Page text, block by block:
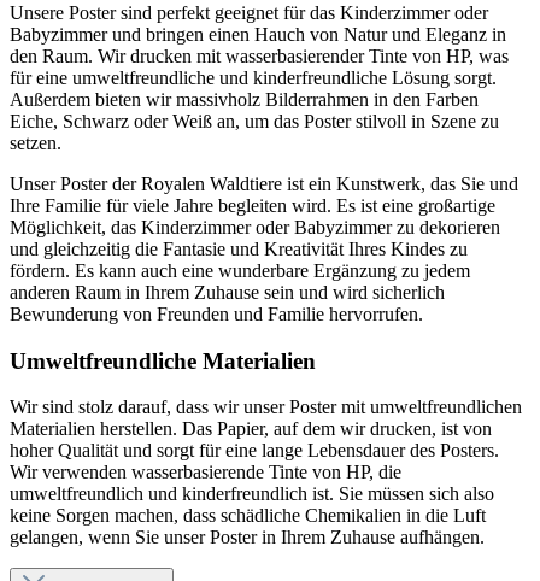
Unsere Poster sind perfekt geeignet für das Kinderzimmer oder
Babyzimmer und bringen einen Hauch von Natur und Eleganz in
den Raum. Wir drucken mit wasserbasierender Tinte von HP, was
für eine umweltfreundliche und kinderfreundliche Lösung sorgt.
Außerdem bieten wir massivholz Bilderrahmen in den Farben
Eiche, Schwarz oder Weiß an, um das Poster stilvoll in Szene zu
setzen.
Unser Poster der Royalen Waldtiere ist ein Kunstwerk, das Sie und
Ihre Familie für viele Jahre begleiten wird. Es ist eine großartige
Möglichkeit, das Kinderzimmer oder Babyzimmer zu dekorieren
und gleichzeitig die Fantasie und Kreativität Ihres Kindes zu
fördern. Es kann auch eine wunderbare Ergänzung zu jedem
anderen Raum in Ihrem Zuhause sein und wird sicherlich
Bewunderung von Freunden und Familie hervorrufen.
Umweltfreundliche Materialien
Wir sind stolz darauf, dass wir unser Poster mit umweltfreundlichen
Materialien herstellen. Das Papier, auf dem wir drucken, ist von
hoher Qualität und sorgt für eine lange Lebensdauer des Posters.
Wir verwenden wasserbasierende Tinte von HP, die
umweltfreundlich und kinderfreundlich ist. Sie müssen sich also
keine Sorgen machen, dass schädliche Chemikalien in die Luft
gelangen, wenn Sie unser Poster in Ihrem Zuhause aufhängen.